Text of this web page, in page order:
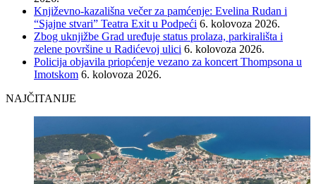
Književno-kazališna večer za pamćenje: Evelina Rudan i
“Sjajne stvari” Teatra Exit u Podpeći 6. kolovoza 2026.
Zbog uknjižbe Grad uređuje status prolaza, parkirališta i
zelene površine u Radićevoj ulici 6. kolovoza 2026.
Policija objavila priopćenje vezano za koncert Thompsona u
Imotskom 6. kolovoza 2026.
NAJČITANIJE